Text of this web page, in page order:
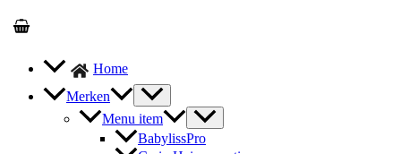
Home
Merken
Menu item
BabylissPro